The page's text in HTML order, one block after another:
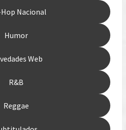
Nacional
Humor
Web
R&B
Reggae